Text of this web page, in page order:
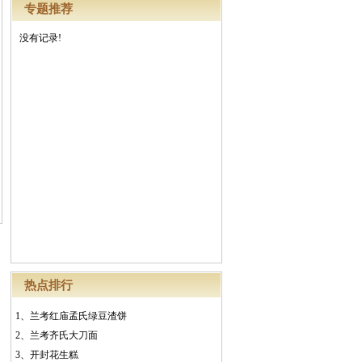
专题推荐
没有记录!
热点排行
1、 兰考红庙孟氏绿豆渣饼
2、 兰考齐氏大刀面
3、 开封花生糕